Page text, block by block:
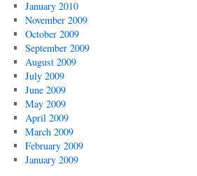
January 2010
November 2009
October 2009
September 2009
August 2009
July 2009
June 2009
May 2009
April 2009
March 2009
February 2009
January 2009